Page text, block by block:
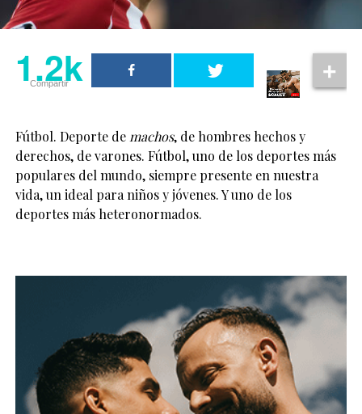
1.2k
Compartir
Fútbol. Deporte demachos, de hombres hechos y
derechos, de varones. Fútbol, uno de los deportes más
populares del mundo, siempre presente en nuestra
vida, un ideal para niños y jóvenes. Y uno de los
deportes más heteronormados.